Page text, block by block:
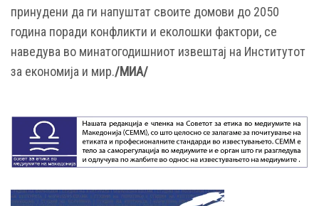
принудени да ги напуштат своите домови до 2050
година поради конфликти и еколошки фактори, се
наведува во минатогодишниот извештај на Институтот
за економија и мир./МИА/